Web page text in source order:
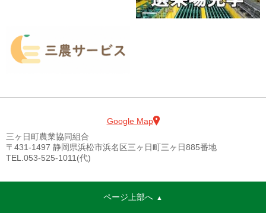
Google Map
三ヶ日町農業協同組合
〒431-1497 静岡県浜松市浜名区三ヶ日町三ヶ日885番地
TEL.053-525-1011(代)
ページ上部へ